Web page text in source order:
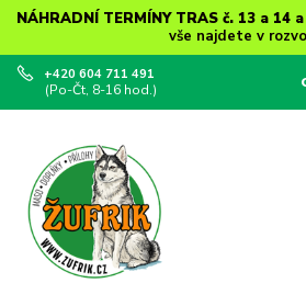
NÁHRADNÍ TERMÍNY TRAS č. 13 a 14
vše najdete v
+420 604 711 491
(Po-Čt, 8-16 hod.)